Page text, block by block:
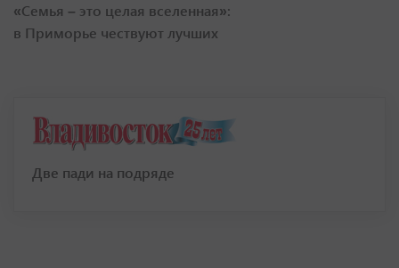
«Семья – это целая вселенная»:
в Приморье чествуют лучших
Две пади на подряде